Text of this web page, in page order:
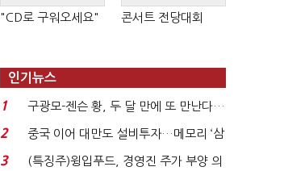
"CD로 구워오세요" 콘서트 전당대회
인기뉴스
1
구광모-젠슨 황, 두 달 만에 또 만난다…
로봇·AI 등 논...
2
중국 이어 대만도 설비투자…메모리 ‘삼
국전쟁’
3
(특징주)윙입푸드, 경영진 주가 부양 의